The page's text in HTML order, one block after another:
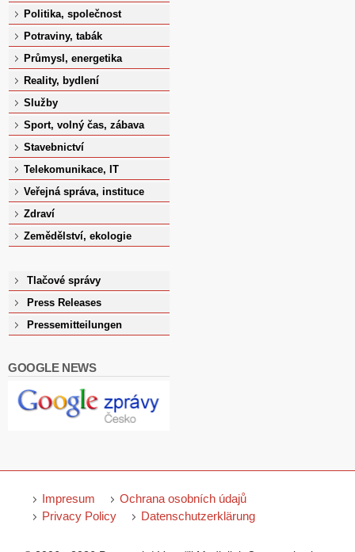
Politika, společnost
Potraviny, tabák
Průmysl, energetika
Reality, bydlení
Služby
Sport, volný čas, zábava
Stavebnictví
Telekomunikace, IT
Veřejná správa, instituce
Zdraví
Zemědělství, ekologie
Tlačové správy
Press Releases
Pressemitteilungen
GOOGLE NEWS
Impresum
Ochrana osobních údajů
Privacy Policy
Datenschutzerklärung